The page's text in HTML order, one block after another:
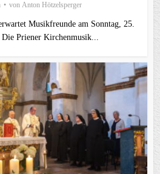
von Anton Hötzelsperger
Musikfreunde am Sonntag, 25.
Priener Kirchenmusik...